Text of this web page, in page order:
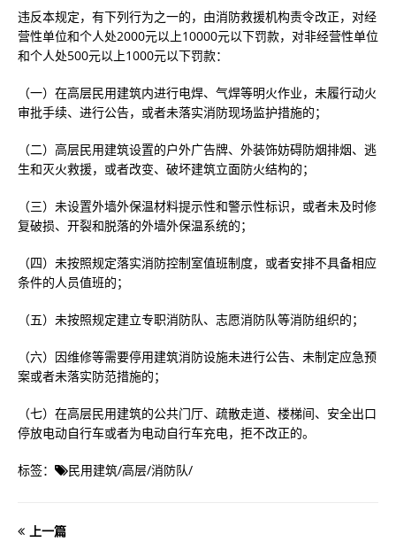
违反本规定，有下列行为之一的，由消防救援机构责令改正，对经
营性单位和个人处2000元以上10000元以下罚款，对非经营性单位
和个人处500元以上1000元以下罚款：
（一）在高层民用建筑内进行电焊、气焊等明火作业，未履行动火
审批手续、进行公告，或者未落实消防现场监护措施的；
（二）高层民用建筑设置的户外广告牌、外装饰妨碍防烟排烟、逃
生和灭火救援，或者改变、破坏建筑立面防火结构的；
（三）未设置外墙外保温材料提示性和警示性标识，或者未及时修
复破损、开裂和脱落的外墙外保温系统的；
（四）未按照规定落实消防控制室值班制度，或者安排不具备相应
条件的人员值班的；
（五）未按照规定建立专职消防队、志愿消防队等消防组织的；
（六）因维修等需要停用建筑消防设施未进行公告、未制定应急预
案或者未落实防范措施的；
（七）在高层民用建筑的公共门厅、疏散走道、楼梯间、安全出口
停放电动自行车或者为电动自行车充电，拒不改正的。
标签： 民用建筑/高层/消防队/
上一篇